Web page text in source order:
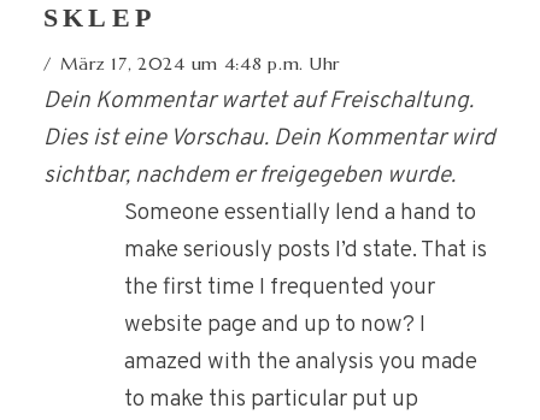
SKLEP
März 17, 2024 um 4:48 p.m. Uhr
Dein Kommentar wartet auf Freischaltung.
Dies ist eine Vorschau. Dein Kommentar wird
sichtbar, nachdem er freigegeben wurde.
Someone essentially lend a hand to
make seriously posts I’d state. That is
the first time I frequented your
website page and up to now? I
amazed with the analysis you made
to make this particular put up